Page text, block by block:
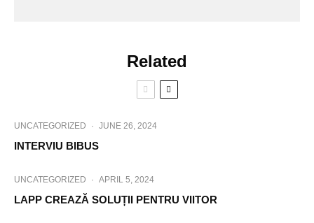
Related
UNCATEGORIZED · JUNE 26, 2024
INTERVIU BIBUS
UNCATEGORIZED · APRIL 5, 2024
LAPP CREAZĂ SOLUȚII PENTRU VIITOR